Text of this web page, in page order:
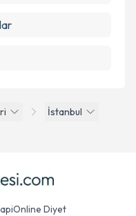
İstanbul
Online Diyet